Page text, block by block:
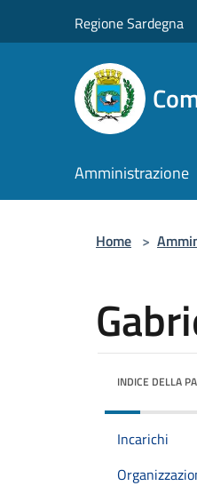
Regione Sardegna
Amministrazione
Home >
INDICE DELLA
Incarichi